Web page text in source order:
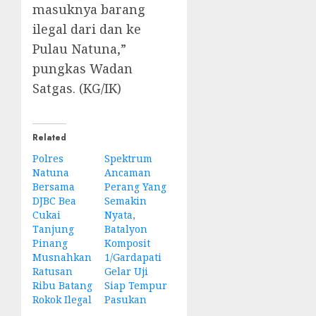
masuknya barang
ilegal dari dan ke
Pulau Natuna,”
pungkas Wadan
Satgas. (KG/IK)
Related
Polres
Natuna
Bersama
DJBC Bea
Cukai
Tanjung
Pinang
Musnahkan
Ratusan
Ribu Batang
Rokok Ilegal
Spektrum
Ancaman
Perang Yang
Semakin
Nyata,
Batalyon
Komposit
1/Gardapati
Gelar Uji
Siap Tempur
Pasukan